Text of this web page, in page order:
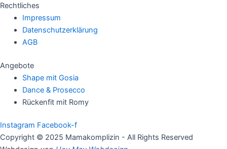
Rechtliches
Impressum
Datenschutzerklärung
AGB
Angebote
Shape mit Gosia
Dance & Prosecco
Rückenfit mit Romy
Instagram Facebook-f
Copyright © 2025 Mamakomplizin - All Rights Reserved